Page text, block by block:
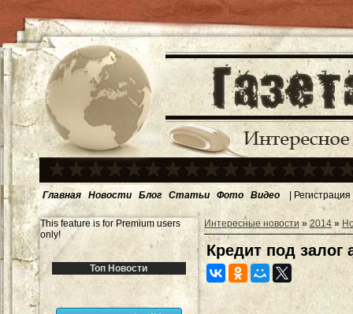
Главная Новости Блог Статьи Фото Видео | Регистрация
This feature is for Premium users
only!
Топ Новости
Интересные новости » 2014 »
Кредит под залог